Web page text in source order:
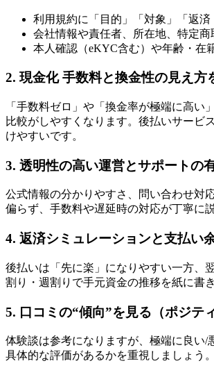
利用規約に「目的」「対象」「返
会社情報や責任者、所在地、特定
本人確認（eKYC含む）や年齢・在
2. 現金化 手数料と換金性の見え方
「手数料ゼロ」や「換金率が極端に高
比較がしやすくなります。後払いサービ
けやすいです。
3. 透明性の高い運営とサポートの
公式情報の分かりやすさ、問い合わせ対
偏らず、手数料や遅延時の対応が丁寧に
4. 返済シミュレーションと支払い
後払いは「先に楽」になりやすい一方、
割り・週割りで手元資金の推移を紙に書
5. 口コミの“傾向”を見る（ポジテ
体験談は参考になりますが、極端に良い
具体的な評価があるかを重視しましょう